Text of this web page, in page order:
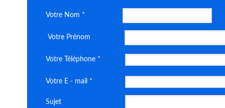
Votre Nom *
Votre Prénom
Votre Téléphone *
Votre E - mail *
Sujet